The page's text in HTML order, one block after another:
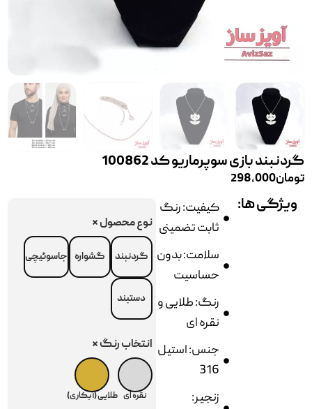
گردنبند بازی سوپرماریو کد 100862
تومان298,000
ویژگی ها:
کیفیت: رنگ
ثابت تضمینی
سلامت: بدون
حساسیت
رنگ: طلایی و
نقره ای
جنس: استیل
316
زنجیر:
نوع محصول*
گردنبند گشواره جاسوئیچی
دستبند
انتخاب رنگ*
نقره ای طلایی (آبکاری)